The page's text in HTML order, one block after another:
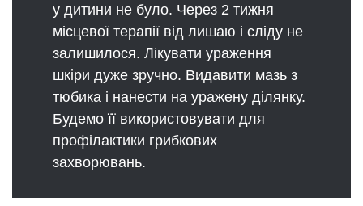
у дитини не було. Через 2 тижня
місцевої терапії від лишаю і сліду не
залишилося. Лікувати ураження
шкіри дуже зручно. Видавити мазь з
тюбика і нанести на уражену ділянку.
Будемо її використовувати для
профілактики грибкових
захворювань.